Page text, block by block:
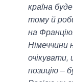
країна
тому й
на
Німеччини
очікувати,
позицію –